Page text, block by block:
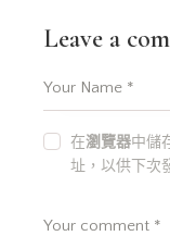
Leave a
在瀏覽器中儲
址，以供下次